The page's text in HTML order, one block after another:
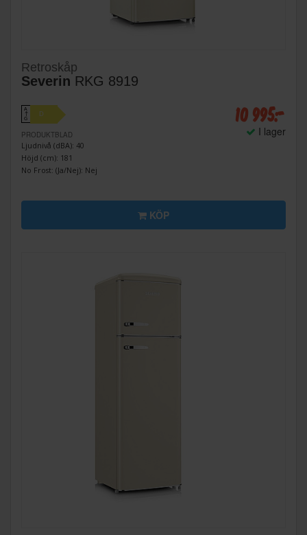
Retroskåp
Severin RKG 8919
A
↑
G
D
PRODUKTBLAD
Ljudnivå (dBA): 40
Höjd (cm): 181
No Frost: (Ja/Nej): Nej
10 995:-
I lager
KÖP